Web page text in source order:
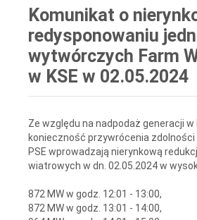
Komunikat o
redysponowaniu
wytwórczych Farm
w KSE w 02.05.2024
Ze względu na nadpodaż generacji w
konieczność przywrócenia zdolności
PSE wprowadzają nierynkową
wiatrowych w dn. 02.05.2024 w
872 MW w godz. 12:01 - 13:00,
872 MW w godz. 13:01 - 14:00,